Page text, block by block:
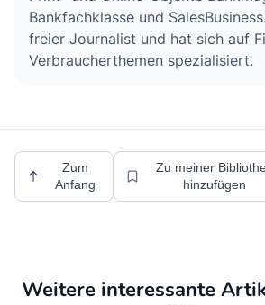
Bankfachklasse und
freier Journalist und hat sich auf
Verbraucherthemen spezialisiert.
Zum
Anfang
Zu meiner
hinzufügen
Weitere interessante